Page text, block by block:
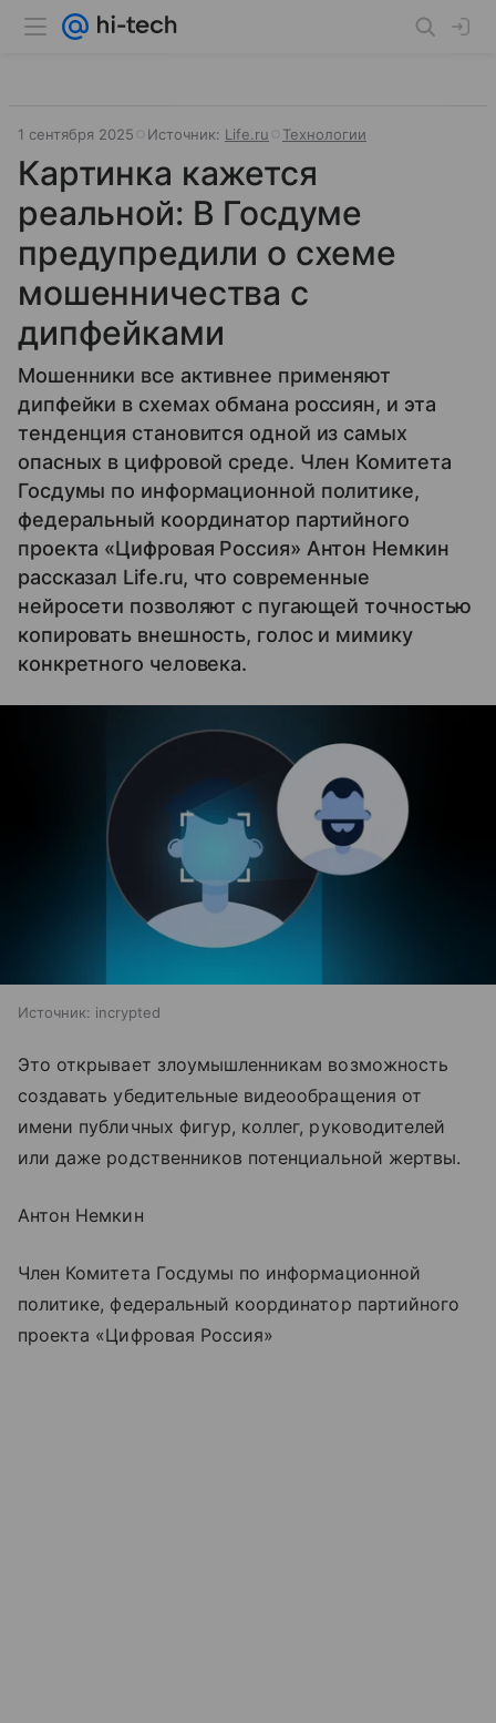
1 сентября 2025 Источник: Life.ru Технологии
Картинка кажется
реальной: В Госдуме
предупредили о схеме
мошенничества с
дипфейками
Мошенники все активнее применяют
дипфейки в схемах обмана россиян, и эта
тенденция становится одной из самых
опасных в цифровой среде. Член Комитета
Госдумы по информационной политике,
федеральный координатор партийного
проекта «Цифровая Россия» Антон Немкин
рассказал Life.ru, что современные
нейросети позволяют с пугающей точностью
копировать внешность, голос и мимику
конкретного человека.
Источник: incrypted
Это открывает злоумышленникам возможность
создавать убедительные видеообращения от
имени публичных фигур, коллег, руководителей
или даже родственников потенциальной жертвы.
Антон Немкин
Член Комитета Госдумы по информационной
политике, федеральный координатор партийного
проекта «Цифровая Россия»